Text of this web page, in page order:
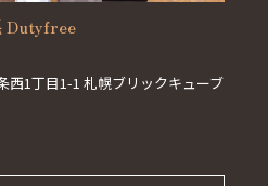
Dutyfree
西1丁目1-1 札幌ブリックキューブ